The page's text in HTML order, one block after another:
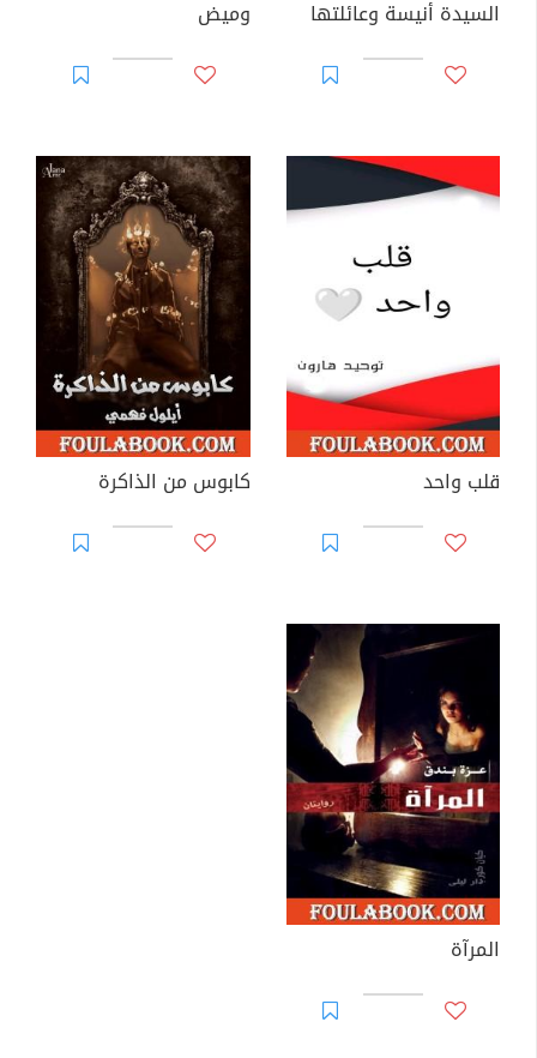
السيدة أنيسة وعائلتها وميض
قلب واحد كابوس من الذاكرة
المرآة